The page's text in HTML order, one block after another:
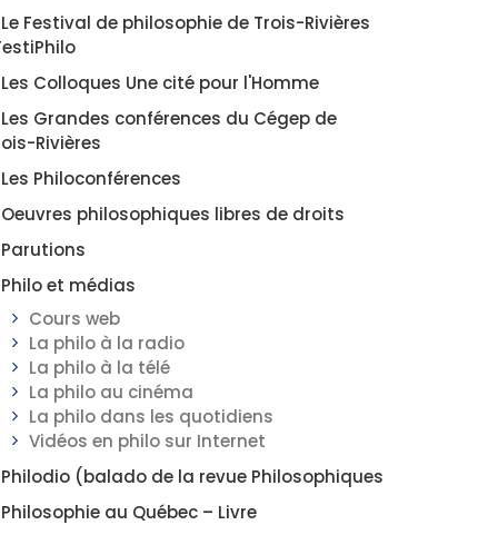
Le Festival de philosophie de Trois-Rivières
Les Colloques Une cité pour l'Homme
Les Grandes conférences du Cégep de
Rivières
Les Philoconférences
Oeuvres philosophiques libres de droits
Parutions
Philo et médias
Cours web
La philo à la radio
La philo à la télé
La philo au cinéma
La philo dans les quotidiens
Vidéos en philo sur Internet
Philodio (balado de la revue Philosophiques
Philosophie au Québec – Livre